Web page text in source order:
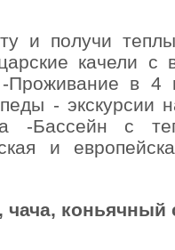
и получи
качели с
в 4
- экскурсии
-Бассейн с
и
коньячный